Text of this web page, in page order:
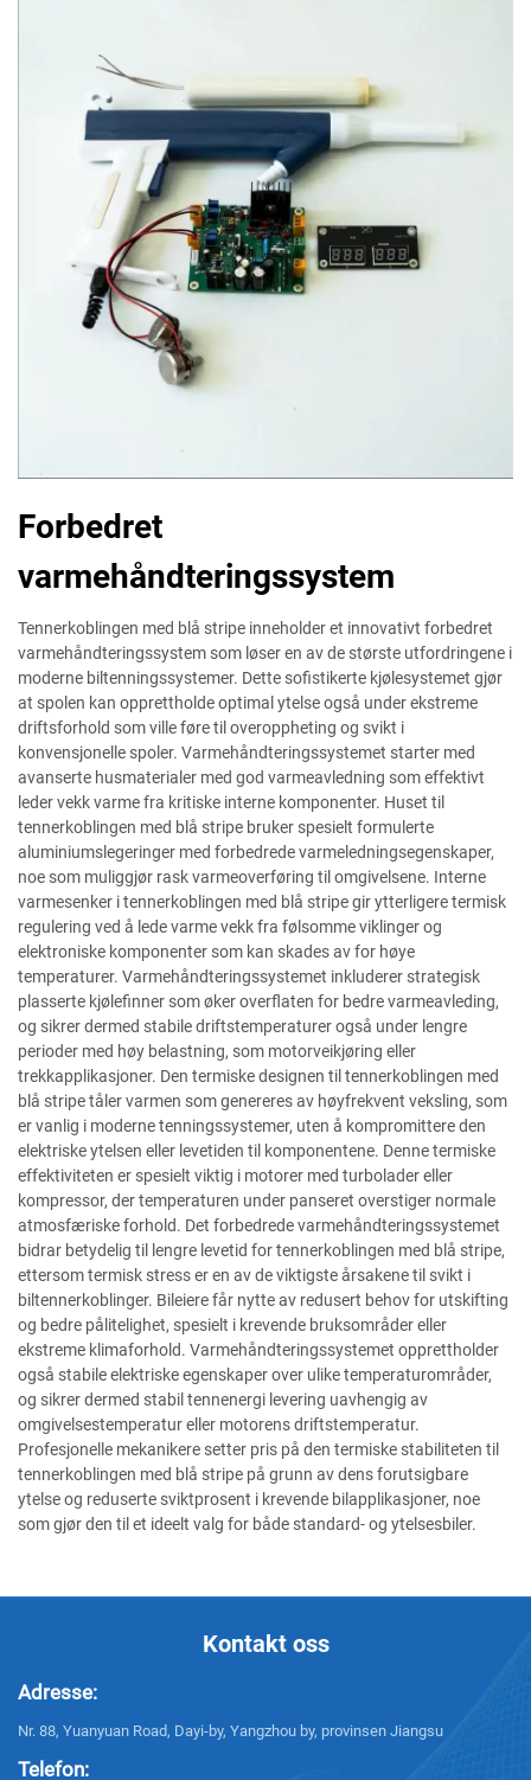
Forbedret
varmehåndteringssystem
Tennerkoblingen med blå stripe inneholder et innovativt forbedret
varmehåndteringssystem som løser en av de største utfordringene i
moderne biltenningssystemer. Dette sofistikerte kjølesystemet gjør
at spolen kan opprettholde optimal ytelse også under ekstreme
driftsforhold som ville føre til overoppheting og svikt i
konvensjonelle spoler. Varmehåndteringssystemet starter med
avanserte husmaterialer med god varmeavledning som effektivt
leder vekk varme fra kritiske interne komponenter. Huset til
tennerkoblingen med blå stripe bruker spesielt formulerte
aluminiumslegeringer med forbedrede varmeledningsegenskaper,
noe som muliggjør rask varmeoverføring til omgivelsene. Interne
varmesenker i tennerkoblingen med blå stripe gir ytterligere termisk
regulering ved å lede varme vekk fra følsomme viklinger og
elektroniske komponenter som kan skades av for høye
temperaturer. Varmehåndteringssystemet inkluderer strategisk
plasserte kjølefinner som øker overflaten for bedre varmeavleding,
og sikrer dermed stabile driftstemperaturer også under lengre
perioder med høy belastning, som motorveikjøring eller
trekkapplikasjoner. Den termiske designen til tennerkoblingen med
blå stripe tåler varmen som genereres av høyfrekvent veksling, som
er vanlig i moderne tenningssystemer, uten å kompromittere den
elektriske ytelsen eller levetiden til komponentene. Denne termiske
effektiviteten er spesielt viktig i motorer med turbolader eller
kompressor, der temperaturen under panseret overstiger normale
atmosfæriske forhold. Det forbedrede varmehåndteringssystemet
bidrar betydelig til lengre levetid for tennerkoblingen med blå stripe,
ettersom termisk stress er en av de viktigste årsakene til svikt i
biltennerkoblinger. Bileiere får nytte av redusert behov for utskifting
og bedre pålitelighet, spesielt i krevende bruksområder eller
ekstreme klimaforhold. Varmehåndteringssystemet opprettholder
også stabile elektriske egenskaper over ulike temperaturområder,
og sikrer dermed stabil tennenergi levering uavhengig av
omgivelsestemperatur eller motorens driftstemperatur.
Profesjonelle mekanikere setter pris på den termiske stabiliteten til
tennerkoblingen med blå stripe på grunn av dens forutsigbare
ytelse og reduserte sviktprosent i krevende bilapplikasjoner, noe
som gjør den til et ideelt valg for både standard- og ytelsesbiler.
Kontakt oss
Adresse:
Nr. 88, Yuanyuan Road, Dayi-by, Yangzhou by, provinsen Jiangsu
Telefon: